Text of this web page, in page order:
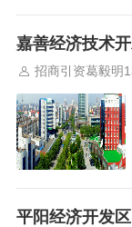
嘉善经济技术
招商引资葛毅明
平阳经济开发区